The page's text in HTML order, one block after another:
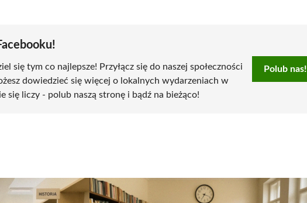
się tym co najlepsze! Przyłącz się do naszej społeczności
dowiedzieć się więcej o lokalnych wydarzeniach w
się liczy - polub naszą stronę i bądź na bieżąco!
Polub nas!